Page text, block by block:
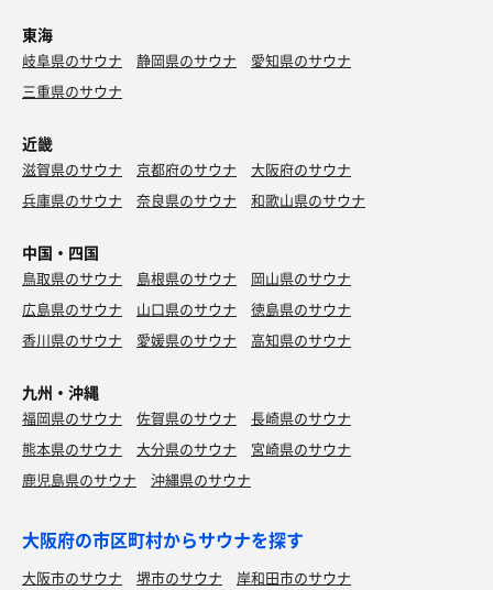
東海
岐阜県のサウナ 静岡県のサウナ
愛知県のサウナ
三重県のサウナ
近畿
滋賀県のサウナ 京都府のサウナ
大阪府のサウナ
兵庫県のサウナ
奈良県のサウナ 和歌山県のサウナ
中国・四国
鳥取県のサウナ 島根県のサウナ
岡山県のサウナ
広島県のサウナ
山口県のサウナ
徳島県のサウナ
香川県のサウナ
愛媛県のサウナ 高知県のサウナ
九州・沖縄
福岡県のサウナ 佐賀県のサウナ
長崎県のサウナ
熊本県のサウナ
大分県のサウナ
宮崎県のサウナ
鹿児島県のサウナ
沖縄県のサウナ
大阪府の市区町村からサウナを探す
大阪市のサウナ 堺市のサウナ
岸和田市のサウナ